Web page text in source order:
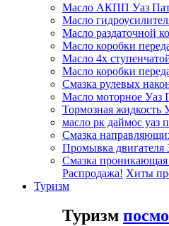
Масло АКПП Уаз
Масло
Масло раздаточной
Масло коробки
Масло 4х
Масло коробки
Смазка рулевых
Масло моторное Уаз
Тормозная жидкость
масло рк даймос уаз
Смазка
Промывка
Смазка проникающая
Распродажа! Хиты
Туризм
Туризм